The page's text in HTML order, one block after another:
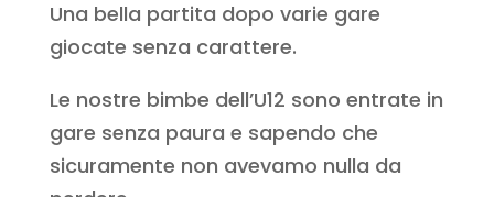
Una bella partita dopo varie gare
giocate senza carattere.
Le nostre bimbe dell’U12 sono entrate in
gare senza paura e sapendo che
sicuramente non avevamo nulla da